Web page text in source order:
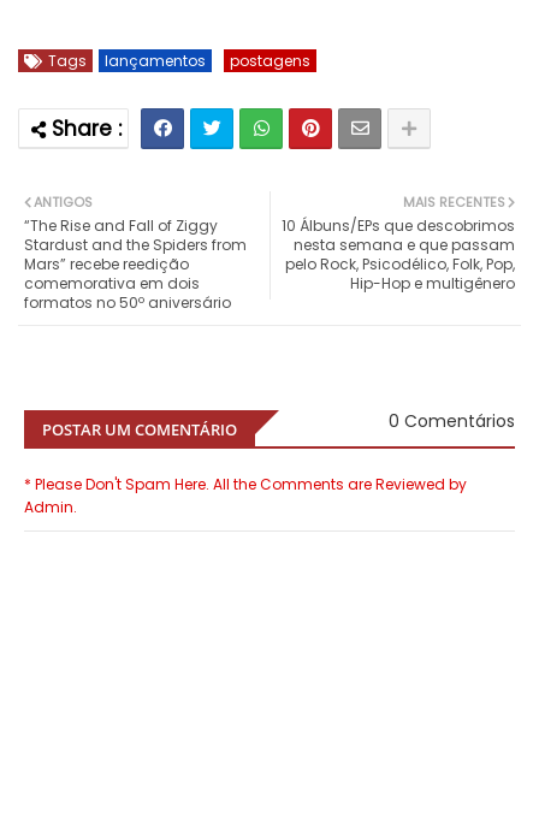
Tags lançamentos postagens
MAIS RECENTES
10 Álbuns/EPs que descobrimos
nesta semana e que passam
pelo Rock, Psicodélico, Folk, Pop,
Hip-Hop e multigênero
ANTIGOS
“The Rise and Fall of Ziggy
Stardust and the Spiders from
Mars” recebe reedição
comemorativa em dois
formatos no 50º aniversário
POSTAR UM COMENTÁRIO 0 Comentários
* Please Don't Spam Here. All the Comments are Reviewed by
Admin.